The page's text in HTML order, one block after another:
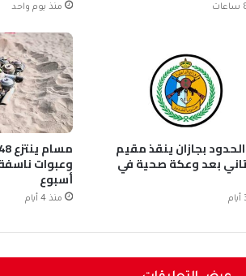
منذ يوم واحد
بجازان ينقذ مقيم
بعد وعكة صحية في وعبوات
أسبوع
منذ 4 أيام